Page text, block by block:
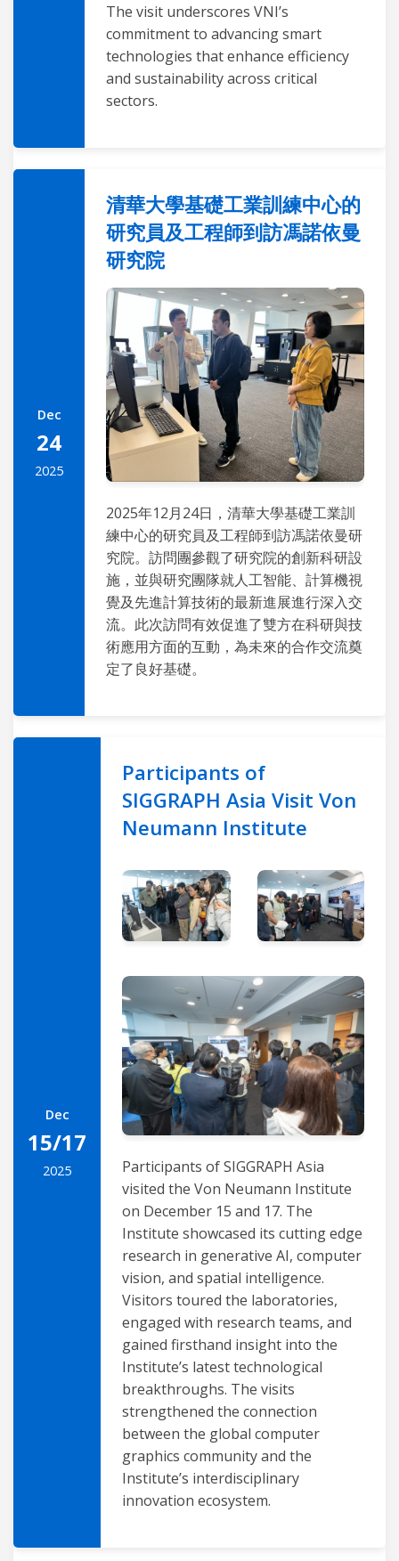
The visit underscores VNI’s
commitment to advancing smart
technologies that enhance efficiency
and sustainability across critical
sectors.
Dec
24
2025
清華大學基礎工業訓練中心的
研究員及工程師到訪馮諾依曼
研究院
2025年12月24日，清華大學基礎工業訓
練中心的研究員及工程師到訪馮諾依曼研
究院。訪問團參觀了研究院的創新科研設
施，並與研究團隊就人工智能、計算機視
覺及先進計算技術的最新進展進行深入交
流。此次訪問有效促進了雙方在科研與技
術應用方面的互動，為未來的合作交流奠
定了良好基礎。
Dec
15/17
2025
Participants of
SIGGRAPH Asia Visit Von
Neumann Institute
Participants of SIGGRAPH Asia
visited the Von Neumann Institute
on December 15 and 17. The
Institute showcased its cutting edge
research in generative AI, computer
vision, and spatial intelligence.
Visitors toured the laboratories,
engaged with research teams, and
gained firsthand insight into the
Institute’s latest technological
breakthroughs. The visits
strengthened the connection
between the global computer
graphics community and the
Institute’s interdisciplinary
innovation ecosystem.